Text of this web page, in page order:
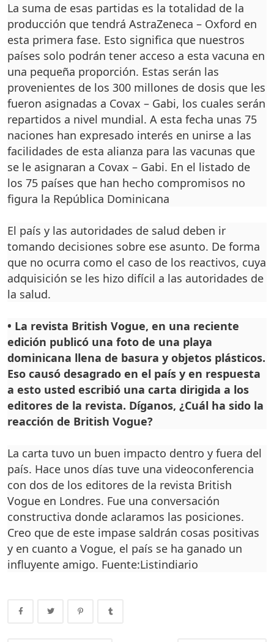
La suma de esas partidas es la totalidad de la
produc­ción que tendrá AstraZene­ca – Oxford en
esta primera fase. Esto significa que nues­tros
países solo podrán tener acceso a esta vacuna en
una pequeña proporción. Estas serán las
provenientes de los 300 millones de dosis que les
fueron asignadas a Covax – Gabi, los cuales serán
repar­tidos a nivel mundial. A esta fecha unas 75
naciones han expresado interés en unirse a las
facilidades de esta alian­za para las vacunas que
se le asignaran a Covax – Gabi. En el listado de
los 75 países que han hecho compromisos no
figura la República Domini­cana
El país y las autoridades de salud deben ir
tomando de­cisiones sobre ese asunto. De forma
que no ocurra como el caso de los reactivos, cuya
ad­quisición se les hizo difícil a las autoridades de
la salud.
• La revista British Vogue, en una reciente
edición pu­blicó una foto de una playa
dominicana llena de basura y objetos plásticos.
Eso cau­só desagrado en el país y en respuesta
a esto usted es­cribió una carta dirigida a los
editores de la revista. Dí­ganos, ¿Cuál ha sido la
reac­ción de British Vogue?
La carta tuvo un buen impac­to dentro y fuera del
país. Hace unos días tuve una videocon­ferencia
con dos de los edito­res de la revista British
Vogue en Londres. Fue una conversación
constructiva donde aclaramos las posiciones.
Creo que de este impase saldrán cosas positivas
y en cuanto a Vogue, el país se ha ganado un
influyente amigo. Fuente:Listindiario